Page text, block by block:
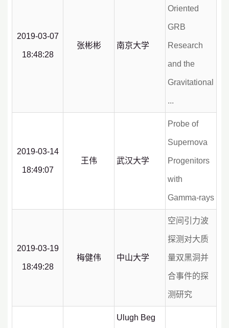
2019-03-07
18:48:28
张彬彬 南京大学
Oriented
GRB
Research
and the
Gravitational
...
2019-03-14
18:49:07
王伟 武汉大学
Probe of
Supernova
Progenitors
with
Gamma-rays
2019-03-19
18:49:28
梅健伟 中山大学
空间引力波
探测对大质
量双黑洞并
合事件的探
测研究
Ulugh Beg